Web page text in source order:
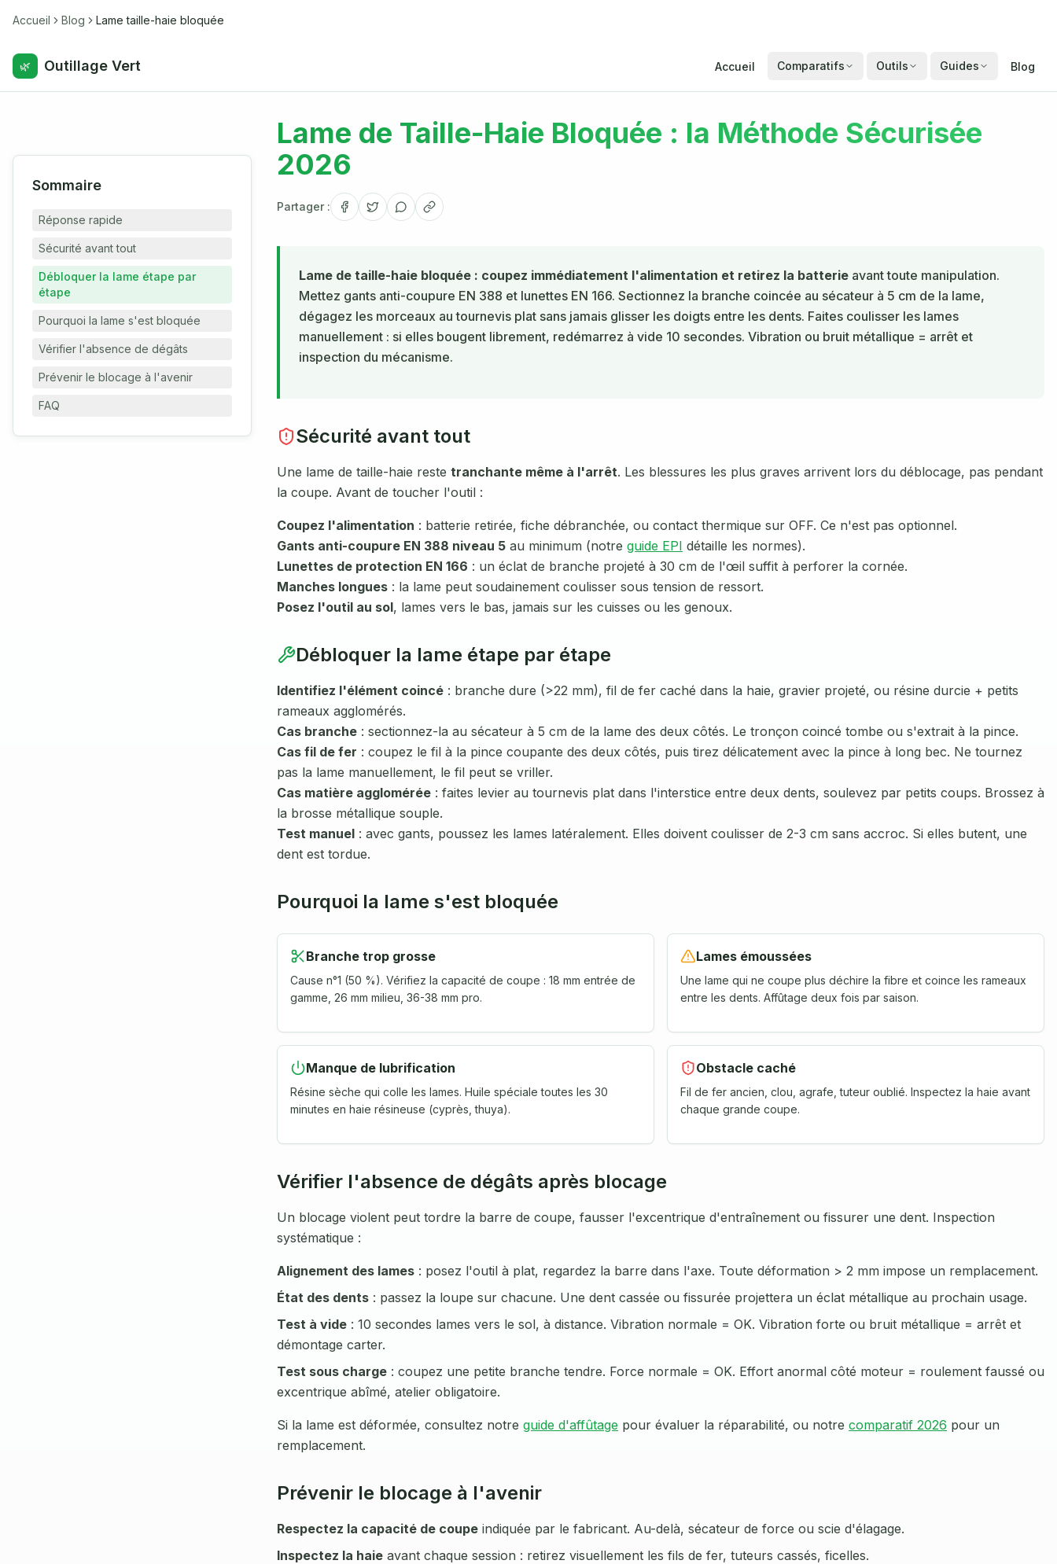
Accueil Blog Lame taille-haie bloquée
🌿 Outillage Vert Accueil Comparatifs Outils Guides Blog
Sommaire
Réponse rapide
Sécurité avant tout
Débloquer la lame étape par
étape
Pourquoi la lame s'est bloquée
Vérifier l'absence de dégâts
Prévenir le blocage à l'avenir
FAQ
Lame de Taille-Haie Bloquée : la Méthode Sécurisée
2026
Partager :
Lame de taille-haie bloquée : coupez immédiatement l'alimentation et retirez la batterie avant toute manipulation.
Mettez gants anti-coupure EN 388 et lunettes EN 166. Sectionnez la branche coincée au sécateur à 5 cm de la lame,
dégagez les morceaux au tournevis plat sans jamais glisser les doigts entre les dents. Faites coulisser les lames
manuellement : si elles bougent librement, redémarrez à vide 10 secondes. Vibration ou bruit métallique = arrêt et
inspection du mécanisme.
Sécurité avant tout
Une lame de taille-haie reste tranchante même à l'arrêt. Les blessures les plus graves arrivent lors du déblocage, pas pendant
la coupe. Avant de toucher l'outil :
Coupez l'alimentation : batterie retirée, fiche débranchée, ou contact thermique sur OFF. Ce n'est pas optionnel.
Gants anti-coupure EN 388 niveau 5 au minimum (notre guide EPI détaille les normes).
Lunettes de protection EN 166 : un éclat de branche projeté à 30 cm de l'œil suffit à perforer la cornée.
Manches longues : la lame peut soudainement coulisser sous tension de ressort.
Posez l'outil au sol, lames vers le bas, jamais sur les cuisses ou les genoux.
Débloquer la lame étape par étape
Identifiez l'élément coincé : branche dure (>22 mm), fil de fer caché dans la haie, gravier projeté, ou résine durcie + petits
rameaux agglomérés.
Cas branche : sectionnez-la au sécateur à 5 cm de la lame des deux côtés. Le tronçon coincé tombe ou s'extrait à la pince.
Cas fil de fer : coupez le fil à la pince coupante des deux côtés, puis tirez délicatement avec la pince à long bec. Ne tournez
pas la lame manuellement, le fil peut se vriller.
Cas matière agglomérée : faites levier au tournevis plat dans l'interstice entre deux dents, soulevez par petits coups. Brossez à
la brosse métallique souple.
Test manuel : avec gants, poussez les lames latéralement. Elles doivent coulisser de 2-3 cm sans accroc. Si elles butent, une
dent est tordue.
Pourquoi la lame s'est bloquée
Branche trop grosse
Cause n°1 (50 %). Vérifiez la capacité de coupe : 18 mm entrée de
gamme, 26 mm milieu, 36-38 mm pro.
Lames émoussées
Une lame qui ne coupe plus déchire la fibre et coince les rameaux
entre les dents. Affûtage deux fois par saison.
Manque de lubrification
Résine sèche qui colle les lames. Huile spéciale toutes les 30
minutes en haie résineuse (cyprès, thuya).
Obstacle caché
Fil de fer ancien, clou, agrafe, tuteur oublié. Inspectez la haie avant
chaque grande coupe.
Vérifier l'absence de dégâts après blocage
Un blocage violent peut tordre la barre de coupe, fausser l'excentrique d'entraînement ou fissurer une dent. Inspection
systématique :
Alignement des lames : posez l'outil à plat, regardez la barre dans l'axe. Toute déformation > 2 mm impose un remplacement.
État des dents : passez la loupe sur chacune. Une dent cassée ou fissurée projettera un éclat métallique au prochain usage.
Test à vide : 10 secondes lames vers le sol, à distance. Vibration normale = OK. Vibration forte ou bruit métallique = arrêt et
démontage carter.
Test sous charge : coupez une petite branche tendre. Force normale = OK. Effort anormal côté moteur = roulement faussé ou
excentrique abîmé, atelier obligatoire.
Si la lame est déformée, consultez notre guide d'affûtage pour évaluer la réparabilité, ou notre comparatif 2026 pour un
remplacement.
Prévenir le blocage à l'avenir
Respectez la capacité de coupe indiquée par le fabricant. Au-delà, sécateur de force ou scie d'élagage.
Inspectez la haie avant chaque session : retirez visuellement les fils de fer, tuteurs cassés, ficelles.